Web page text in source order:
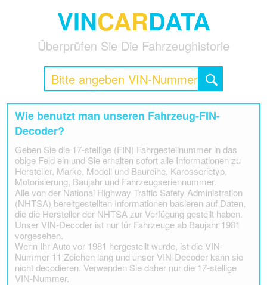
VINCARDATA
Überprüfen Sie Die Fahrzeughistorie
Wie benutzt man unseren Fahrzeug-FIN-
Decoder?
Geben Sie die 17-stellige (FIN) Fahrgestellnummer in das
obige Feld ein und Sie erhalten sofort alle Informationen zu
Hersteller, Marke, Modell und Baureihe, Karosserietyp,
Motorisierung, Baujahr und Fahrzeugseriennummer.
Alle von der National Highway Traffic Safety Administration
(NHTSA) bereitgestellten Informationen basieren auf Daten,
die die Hersteller der NHTSA zur Verfügung gestellt haben.
Unser VIN-Decoder ist nur für Fahrzeuge ab Baujahr 1981
vorgesehen.
Wenn Ihr Auto vor 1981 hergestellt wurde, ist die VIN-
Nummer 11 Zeichen lang und unser VIN-Decoder kann sie
nicht decodieren. Verwenden Sie daher nur die 17-stellige
VIN-Nummer.